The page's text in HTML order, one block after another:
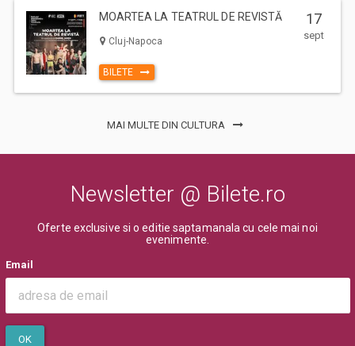
MOARTEA LA TEATRUL DE REVISTĂ
Cluj-Napoca
BILETE
17
sept
MAI MULTE DIN CULTURA
Newsletter @ Bilete.ro
Oferte exclusive si o editie saptamanala cu cele mai noi
evenimente.
Email
OK